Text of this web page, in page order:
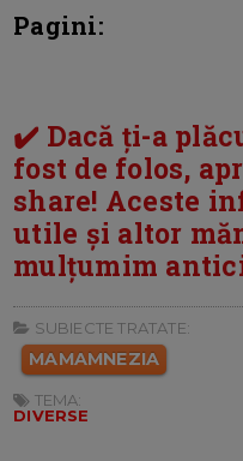
Pagini:
✔️ Dacă ți-a
fost de folos,
share! Aceste
utile și altor
mulțumim
SUBIECTE TRATATE:
MAMAMNEZIA
TEMA:
DIVERSE